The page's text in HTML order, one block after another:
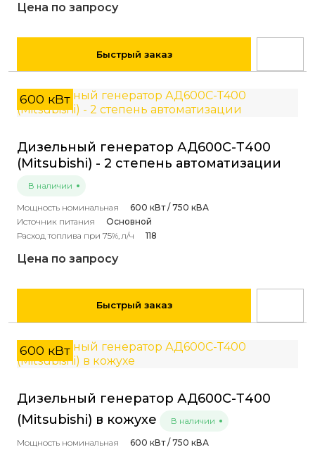
Цена по запросу
Быстрый заказ
600 кВт
Дизельный генератор АД600С-Т400
(Mitsubishi) - 2 степень автоматизации
В наличии
Мощность номинальная
600 кВт / 750 кВА
Источник питания
Основной
Расход топлива при 75%, л/ч
118
Цена по запросу
Быстрый заказ
600 кВт
Дизельный генератор АД600С-Т400
(Mitsubishi) в кожухе
В наличии
Мощность номинальная
600 кВт / 750 кВА